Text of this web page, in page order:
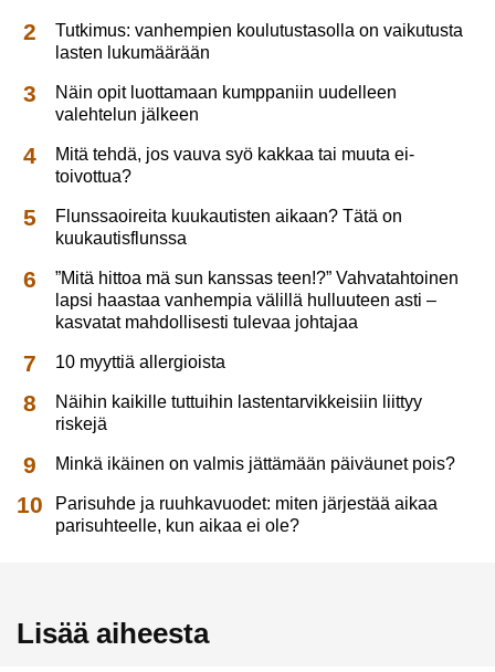
Tutkimus: vanhempien koulutustasolla on vaikutusta
lasten lukumäärään
Näin opit luottamaan kumppaniin uudelleen
valehtelun jälkeen
Mitä tehdä, jos vauva syö kakkaa tai muuta ei-
toivottua?
Flunssaoireita kuukautisten aikaan? Tätä on
kuukautisflunssa
”Mitä hittoa mä sun kanssas teen!?” Vahvatahtoinen
lapsi haastaa vanhempia välillä hulluuteen asti –
kasvatat mahdollisesti tulevaa johtajaa
10 myyttiä allergioista
Näihin kaikille tuttuihin lastentarvikkeisiin liittyy
riskejä
Minkä ikäinen on valmis jättämään päiväunet pois?
Parisuhde ja ruuhkavuodet: miten järjestää aikaa
parisuhteelle, kun aikaa ei ole?
Lisää aiheesta